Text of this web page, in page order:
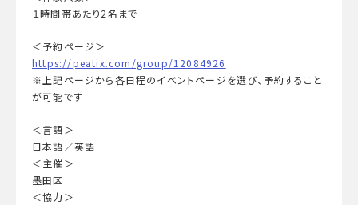
１時間帯あたり2名まで
＜予約ページ＞
https://peatix.com/group/12084926
※上記ページから各日程のイベントページを選び、予約すること
が可能です
＜言語＞
日本語／英語
＜主催＞
墨田区
＜協力＞